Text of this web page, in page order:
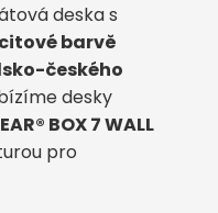
deska s
barvě
českého
desky
BOX 7 WALL
pro